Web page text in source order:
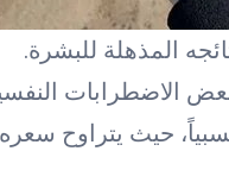
المذهلة للبشرة.
الاضطرابات